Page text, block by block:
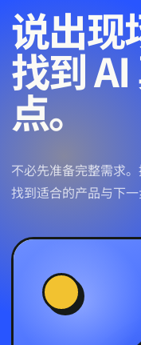
说出现
找到
点。
不必先准备完整需求
找到适合的产品与下一